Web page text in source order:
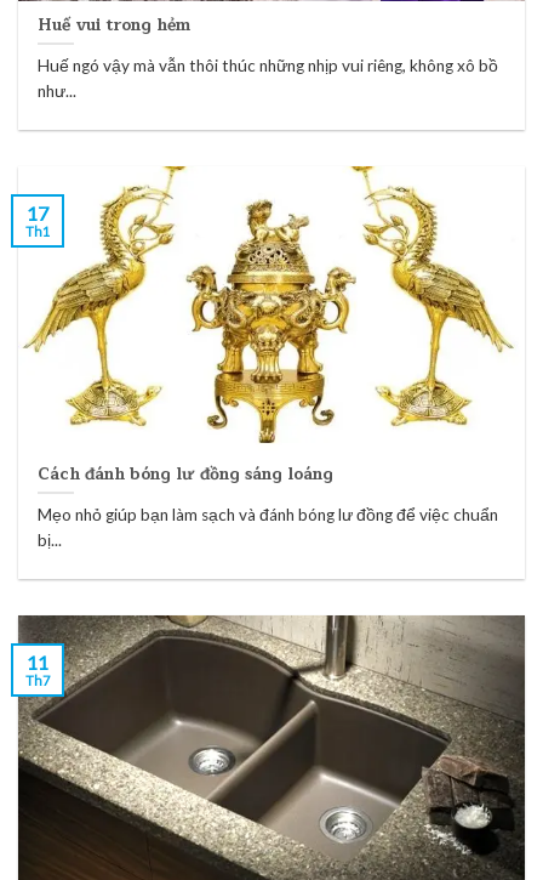
Huế vui trong hẻm
Huế ngó vậy mà vẫn thôi thúc những nhịp vui riêng, không xô bồ
như...
Cách đánh bóng lư đồng sáng loáng
Mẹo nhỏ giúp bạn làm sạch và đánh bóng lư đồng để việc chuẩn
bị...
17
Th1
11
Th7